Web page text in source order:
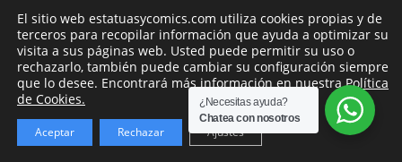
Si no encuentras el cómic que buscas no
dudes en abrirnos un chat de whatsapp para
preguntar.
Descartar
ENVÍO 4-5 DÍAS LABORABLES
CÓMICS,USA
VAMPIRO: LA MASCARADA. LAS FAUCES DEL INVIERNO 9
El sitio web estatuasycomics.com utiliza cookies propias y de
terceros para recopilar información que ayuda a optimizar su
visita a sus páginas web. Usted puede permitir su uso o
rechazarlo, también puede cambiar su configuración siempre
que lo desee. Encontrará más información en nuestraPolítica
de Cookies.
Aceptar Rechazar Ajustes
¿Necesitas ayuda?
Chatea con nosotros